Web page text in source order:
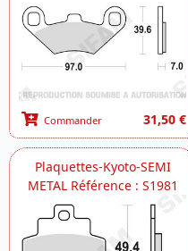
Commander 31,50 €
Plaquettes-Kyoto-SEMI
METAL Référence : S1981